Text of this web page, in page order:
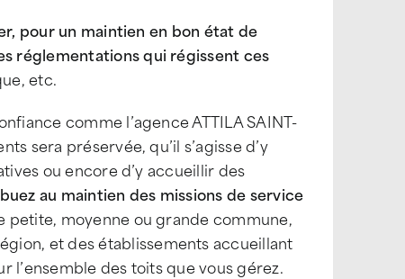
pour un maintien en bon état de
réglementations qui régissent ces
etc.
comme l’agence ATTILA SAINT-
sera préservée, qu’il s’agisse d’y
ou encore d’y accueillir des
au maintien des missions de service
petite, moyenne ou grande commune,
et des établissements accueillant
l’ensemble des toits que vous gérez.